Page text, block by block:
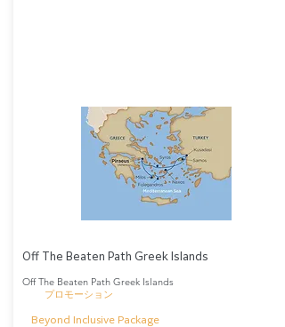
Off The Beaten Path Greek Islands
Off The Beaten Path Greek Islands
​プロモーション
Beyond Inclusive Package